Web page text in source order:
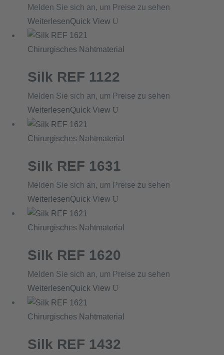
Melden Sie sich an, um Preise zu sehen
WeiterlesenQuick View
Chirurgisches Nahtmaterial
Silk REF 1122
Melden Sie sich an, um Preise zu sehen
WeiterlesenQuick View
Chirurgisches Nahtmaterial
Silk REF 1631
Melden Sie sich an, um Preise zu sehen
WeiterlesenQuick View
Chirurgisches Nahtmaterial
Silk REF 1620
Melden Sie sich an, um Preise zu sehen
WeiterlesenQuick View
Chirurgisches Nahtmaterial
Silk REF 1432